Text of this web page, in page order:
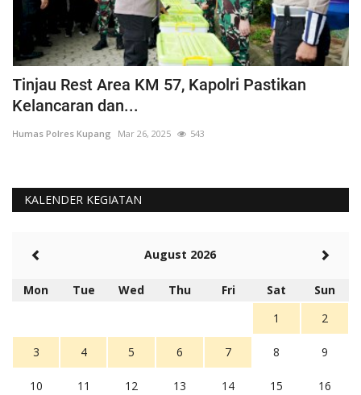
Tinjau Rest Area KM 57, Kapolri Pastikan
Kelancaran dan...
Humas Polres Kupang Mar 26, 2025 543
KALENDER KEGIATAN
August 2026
Mon Tue Wed Thu Fri Sat
Sun
1
2
3 4 5 6 7 8 9
10 11 12 13 14 15 16